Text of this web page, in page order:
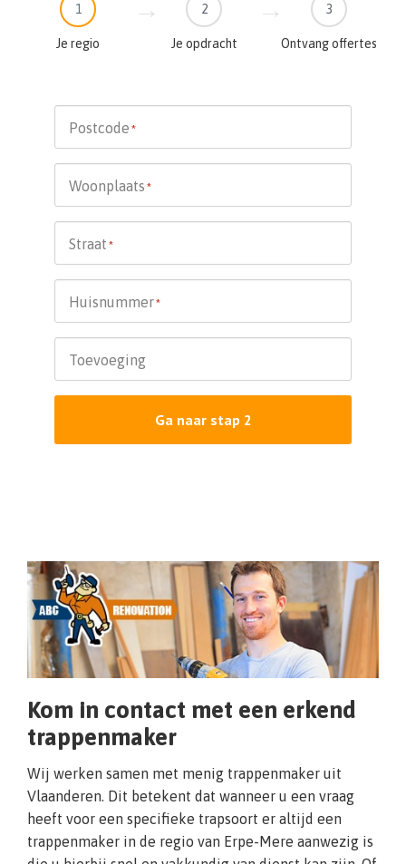
1
Je regio
2
Je opdracht
3
Ontvang offertes
Postcode *
Woonplaats *
Straat *
Huisnummer*
Toevoeging
Ga naar stap 2
Kom in contact met een erkend
trappenmaker
Wij werken samen met menig trappenmaker uit
Vlaanderen. Dit betekent dat wanneer u een vraag
heeft voor een specifieke trapsoort er altijd een
trappenmaker in de regio van Erpe-Mere aanwezig is